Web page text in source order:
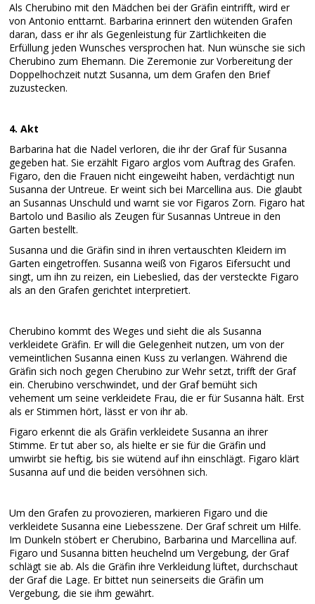
Als Cherubino mit den Mädchen bei der Gräfin eintrifft, wird er
von Antonio enttarnt. Barbarina erinnert den wütenden Grafen
daran, dass er ihr als Gegenleistung für Zärtlichkeiten die
Erfüllung jeden Wunsches versprochen hat. Nun wünsche sie sich
Cherubino zum Ehemann. Die Zeremonie zur Vorbereitung der
Doppelhochzeit nutzt Susanna, um dem Grafen den Brief
zuzustecken.
4. Akt
Barbarina hat die Nadel verloren, die ihr der Graf für Susanna
gegeben hat. Sie erzählt Figaro arglos vom Auftrag des Grafen.
Figaro, den die Frauen nicht eingeweiht haben, verdächtigt nun
Susanna der Untreue. Er weint sich bei Marcellina aus. Die glaubt
an Susannas Unschuld und warnt sie vor Figaros Zorn. Figaro hat
Bartolo und Basilio als Zeugen für Susannas Untreue in den
Garten bestellt.
Susanna und die Gräfin sind in ihren vertauschten Kleidern im
Garten eingetroffen. Susanna weiß von Figaros Eifersucht und
singt, um ihn zu reizen, ein Liebeslied, das der versteckte Figaro
als an den Grafen gerichtet interpretiert.
Cherubino kommt des Weges und sieht die als Susanna
verkleidete Gräfin. Er will die Gelegenheit nutzen, um von der
vemeintlichen Susanna einen Kuss zu verlangen. Während die
Gräfin sich noch gegen Cherubino zur Wehr setzt, trifft der Graf
ein. Cherubino verschwindet, und der Graf bemüht sich
vehement um seine verkleidete Frau, die er für Susanna hält. Erst
als er Stimmen hört, lässt er von ihr ab.
Figaro erkennt die als Gräfin verkleidete Susanna an ihrer
Stimme. Er tut aber so, als hielte er sie für die Gräfin und
umwirbt sie heftig, bis sie wütend auf ihn einschlägt. Figaro klärt
Susanna auf und die beiden versöhnen sich.
Um den Grafen zu provozieren, markieren Figaro und die
verkleidete Susanna eine Liebesszene. Der Graf schreit um Hilfe.
Im Dunkeln stöbert er Cherubino, Barbarina und Marcellina auf.
Figaro und Susanna bitten heuchelnd um Vergebung, der Graf
schlägt sie ab. Als die Gräfin ihre Verkleidung lüftet, durchschaut
der Graf die Lage. Er bittet nun seinerseits die Gräfin um
Vergebung, die sie ihm gewährt.